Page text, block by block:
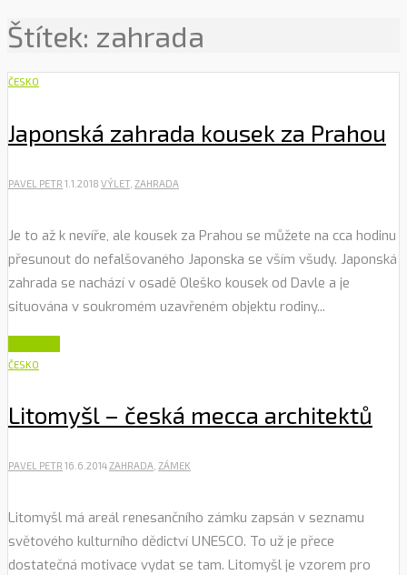
Štítek: zahrada
ČESKO
Japonská zahrada kousek za Prahou
PAVEL PETR 1.1.2018 VÝLET, ZAHRADA
Je to až k nevíře, ale kousek za Prahou se můžete na cca hodinu
přesunout do nefalšovaného Japonska se vším všudy. Japonská
zahrada se nachází v osadě Oleško kousek od Davle a je
situována v soukromém uzavřeném objektu rodiny...
ČESKO
Litomyšl – česká mecca architektů
PAVEL PETR 16.6.2014ZAHRADA ZÁMEK
Litomyšl má areál renesančního zámku zapsán v seznamu
světového kulturního dědictví UNESCO. To už je přece
dostatečná motivace vydat se tam. Litomyšl je vzorem pro